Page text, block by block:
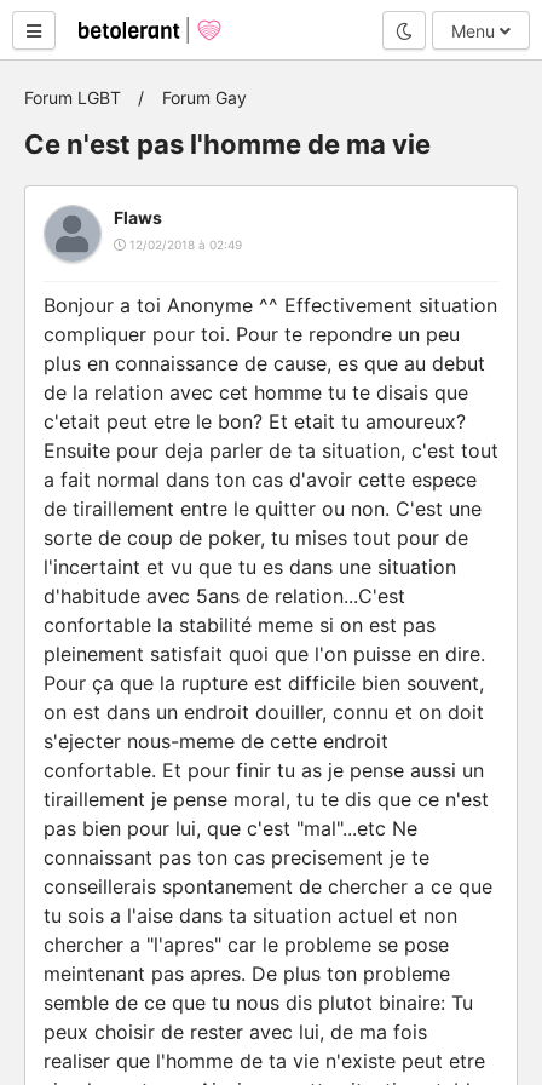
Mode nuit
Menu
Forum LGBT Forum Gay
Ce n'est pas l'homme de ma vie
Flaws
12/02/2018 à 02:49
Bonjour a toi Anonyme ^^ Effectivement situation
compliquer pour toi. Pour te repondre un peu
plus en connaissance de cause, es que au debut
de la relation avec cet homme tu te disais que
c'etait peut etre le bon? Et etait tu amoureux?
Ensuite pour deja parler de ta situation, c'est tout
a fait normal dans ton cas d'avoir cette espece
de tiraillement entre le quitter ou non. C'est une
sorte de coup de poker, tu mises tout pour de
l'incertaint et vu que tu es dans une situation
d'habitude avec 5ans de relation...C'est
confortable la stabilité meme si on est pas
pleinement satisfait quoi que l'on puisse en dire.
Pour ça que la rupture est difficile bien souvent,
on est dans un endroit douiller, connu et on doit
s'ejecter nous-meme de cette endroit
confortable. Et pour finir tu as je pense aussi un
tiraillement je pense moral, tu te dis que ce n'est
pas bien pour lui, que c'est "mal"...etc Ne
connaissant pas ton cas precisement je te
conseillerais spontanement de chercher a ce que
tu sois a l'aise dans ta situation actuel et non
chercher a "l'apres" car le probleme se pose
meintenant pas apres. De plus ton probleme
semble de ce que tu nous dis plutot binaire: Tu
peux choisir de rester avec lui, de ma fois
realiser que l'homme de ta vie n'existe peut etre